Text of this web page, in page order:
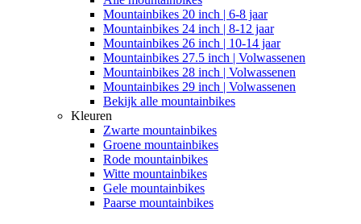
Mountainbikes 20 inch | 6-8 jaar
Mountainbikes 24 inch | 8-12 jaar
Mountainbikes 26 inch | 10-14 jaar
Mountainbikes 27.5 inch | Volwassenen
Mountainbikes 28 inch | Volwassenen
Mountainbikes 29 inch | Volwassenen
Bekijk alle mountainbikes
Kleuren
Zwarte mountainbikes
Groene mountainbikes
Rode mountainbikes
Witte mountainbikes
Gele mountainbikes
Paarse mountainbikes